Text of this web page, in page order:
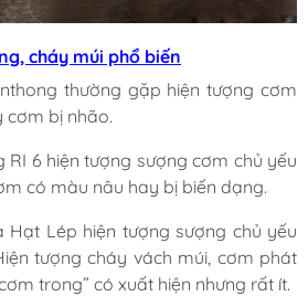
cháy múi phổ biến
thường gặp hiện tượng cơm
bị nhão.
RI 6 hiện tượng sượng cơm chủ yếu
có màu nâu hay bị biến dạng.
Hạt Lép hiện tượng sượng chủ yếu
tượng cháy vách múi, cơm phát
trong” có xuất hiện nhưng rất ít.